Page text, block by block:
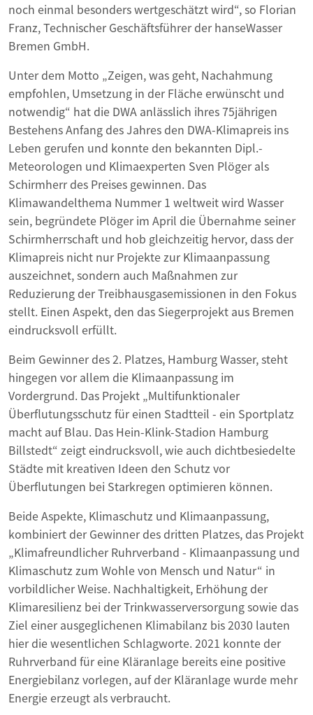
noch einmal besonders wertgeschätzt wird“, so Florian
Franz, Technischer Geschäftsführer der hanseWasser
Bremen GmbH.
Unter dem Motto „Zeigen, was geht, Nachahmung
empfohlen, Umsetzung in der Fläche erwünscht und
notwendig“ hat die DWA anlässlich ihres 75jährigen
Bestehens Anfang des Jahres den DWA-Klimapreis ins
Leben gerufen und konnte den bekannten Dipl.-
Meteorologen und Klimaexperten Sven Plöger als
Schirmherr des Preises gewinnen. Das
Klimawandelthema Nummer 1 weltweit wird Wasser
sein, begründete Plöger im April die Übernahme seiner
Schirmherrschaft und hob gleichzeitig hervor, dass der
Klimapreis nicht nur Projekte zur Klimaanpassung
auszeichnet, sondern auch Maßnahmen zur
Reduzierung der Treibhausgasemissionen in den Fokus
stellt. Einen Aspekt, den das Siegerprojekt aus Bremen
eindrucksvoll erfüllt.
Beim Gewinner des 2. Platzes, Hamburg Wasser, steht
hingegen vor allem die Klimaanpassung im
Vordergrund. Das Projekt „Multifunktionaler
Überflutungsschutz für einen Stadtteil - ein Sportplatz
macht auf Blau. Das Hein-Klink-Stadion Hamburg
Billstedt“ zeigt eindrucksvoll, wie auch dichtbesiedelte
Städte mit kreativen Ideen den Schutz vor
Überflutungen bei Starkregen optimieren können.
Beide Aspekte, Klimaschutz und Klimaanpassung,
kombiniert der Gewinner des dritten Platzes, das Projekt
„Klimafreundlicher Ruhrverband - Klimaanpassung und
Klimaschutz zum Wohle von Mensch und Natur“ in
vorbildlicher Weise. Nachhaltigkeit, Erhöhung der
Klimaresilienz bei der Trinkwasserversorgung sowie das
Ziel einer ausgeglichenen Klimabilanz bis 2030 lauten
hier die wesentlichen Schlagworte. 2021 konnte der
Ruhrverband für eine Kläranlage bereits eine positive
Energiebilanz vorlegen, auf der Kläranlage wurde mehr
Energie erzeugt als verbraucht.